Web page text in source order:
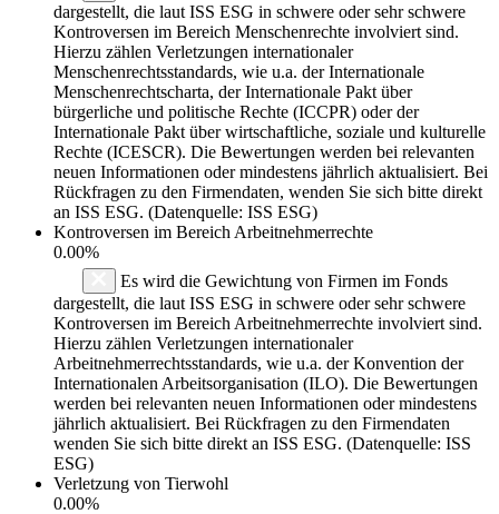
dargestellt, die laut ISS ESG in schwere oder sehr schwere
Kontroversen im Bereich Menschenrechte involviert sind.
Hierzu zählen Verletzungen internationaler
Menschenrechtsstandards, wie u.a. der Internationale
Menschenrechtscharta, der Internationale Pakt über
bürgerliche und politische Rechte (ICCPR) oder der
Internationale Pakt über wirtschaftliche, soziale und kulturelle
Rechte (ICESCR). Die Bewertungen werden bei relevanten
neuen Informationen oder mindestens jährlich aktualisiert. Bei
Rückfragen zu den Firmendaten, wenden Sie sich bitte direkt
an ISS ESG. (Datenquelle: ISS ESG)
Kontroversen im Bereich Arbeitnehmerrechte
0.00%
Es wird die Gewichtung von Firmen im Fonds
dargestellt, die laut ISS ESG in schwere oder sehr schwere
Kontroversen im Bereich Arbeitnehmerrechte involviert sind.
Hierzu zählen Verletzungen internationaler
Arbeitnehmerrechtsstandards, wie u.a. der Konvention der
Internationalen Arbeitsorganisation (ILO). Die Bewertungen
werden bei relevanten neuen Informationen oder mindestens
jährlich aktualisiert. Bei Rückfragen zu den Firmendaten
wenden Sie sich bitte direkt an ISS ESG. (Datenquelle: ISS
ESG)
Verletzung von Tierwohl
0.00%